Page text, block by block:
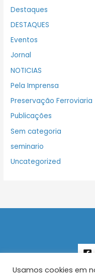
Destaques
DESTAQUES
Eventos
Jornal
NOTICIAS
Pela Imprensa
Preservação Ferroviaria
Publicações
Sem categoria
seminario
Uncategorized
Usamos cookies em